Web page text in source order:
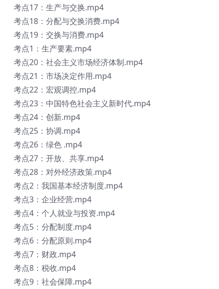
考点17：生产与交换.mp4
考点18：分配与交换消费.mp4
考点19：交换与消费.mp4
考点1：生产要素.mp4
考点20：社会主义市场经济体制.mp4
考点21：市场决定作用.mp4
考点22：宏观调控.mp4
考点23：中国特色社会主义新时代.mp4
考点24：创新.mp4
考点25：协调.mp4
考点26：绿色 .mp4
考点27：开放、共享.mp4
考点28：对外经济政策.mp4
考点2：我国基本经济制度.mp4
考点3：企业经营.mp4
考点4：个人就业与投资.mp4
考点5：分配制度.mp4
考点6：分配原则.mp4
考点7：财政.mp4
考点8：税收.mp4
考点9：社会保障.mp4